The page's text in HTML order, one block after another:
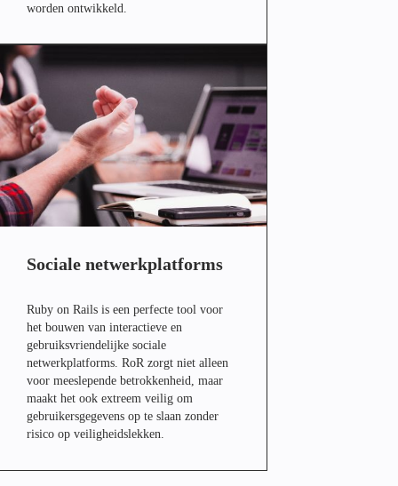
worden ontwikkeld.
Sociale netwerkplatforms
Ruby on Rails is een perfecte tool voor
het bouwen van interactieve en
gebruiksvriendelijke sociale
netwerkplatforms. RoR zorgt niet alleen
voor meeslepende betrokkenheid, maar
maakt het ook extreem veilig om
gebruikersgegevens op te slaan zonder
risico op veiligheidslekken.